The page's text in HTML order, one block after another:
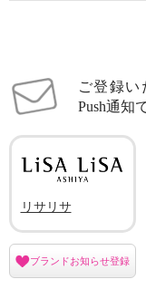
ご登録い
Push通知
リサリサ
ブランドお知らせ登録